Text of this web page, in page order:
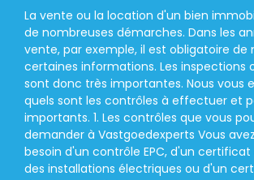
La vente ou la location d'un bien
de nombreuses démarches. Dans les
vente, par exemple, il est obligatoire de
certaines informations. Les inspections
sont donc très importantes. Nous vous
quels sont les contrôles à effectuer et
importants. 1. Les contrôles que vous
demander à Vastgoedexperts Vous
besoin d'un contrôle EPC, d'un
des installations électriques ou d'un